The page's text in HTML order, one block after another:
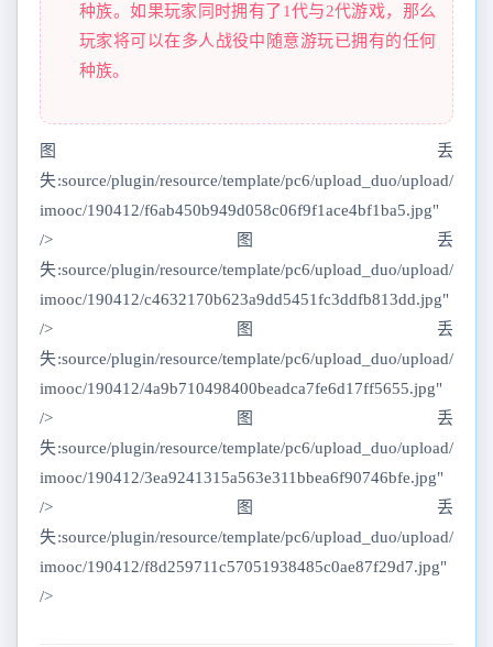
种族。如果玩家同时拥有了1代与2代游戏，那么
玩家将可以在多人战役中随意游玩已拥有的任何
种族。
图丢
失:source/plugin/resource/template/pc6/upload_duo/upload/
imooc/190412/f6ab450b949d058c06f9f1ace4bf1ba5.jpg"
/>图丢
失:source/plugin/resource/template/pc6/upload_duo/upload/
imooc/190412/c4632170b623a9dd5451fc3ddfb813dd.jpg"
/>图丢
失:source/plugin/resource/template/pc6/upload_duo/upload/
imooc/190412/4a9b710498400beadca7fe6d17ff5655.jpg"
/>图丢
失:source/plugin/resource/template/pc6/upload_duo/upload/
imooc/190412/3ea9241315a563e311bbea6f90746bfe.jpg"
/>图丢
失:source/plugin/resource/template/pc6/upload_duo/upload/
imooc/190412/f8d259711c57051938485c0ae87f29d7.jpg"
/>